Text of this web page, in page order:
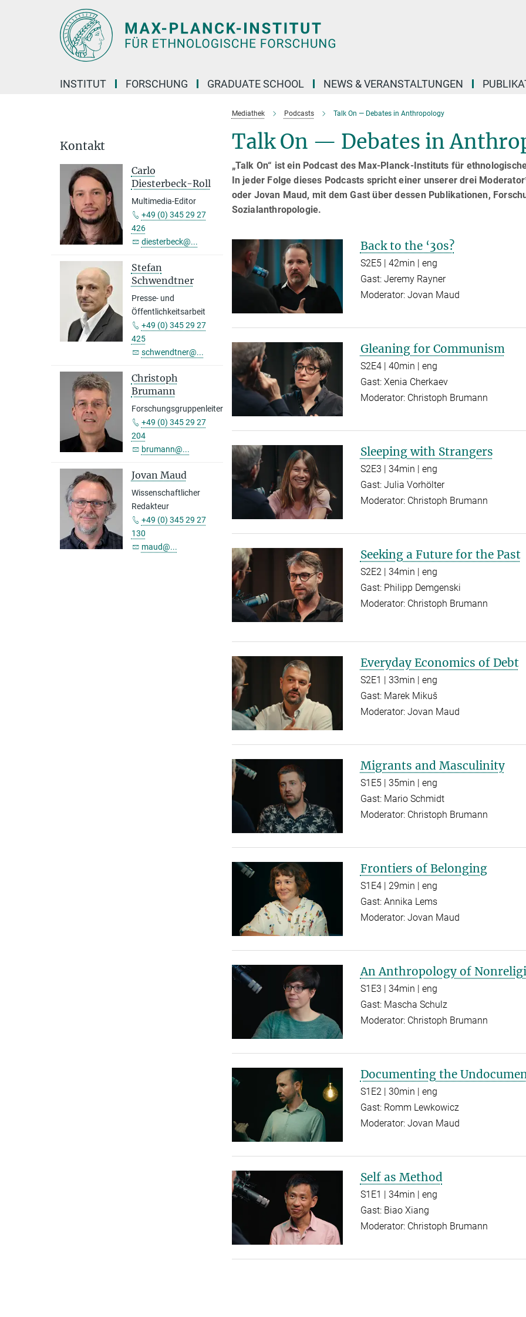
INSTITUT FORSCHUNG GRADUATE SCHOOL NEWS & VERANSTALTUNGEN
Mediathek Podcasts Talk On — Debates in Anthropology
Talk On — Debates in
„Talk On“ ist ein Podcast des Max-Planck-Instituts für
In jeder Folge dieses Podcasts spricht einer unserer drei
oder Jovan Maud, mit dem Gast über dessen Publikationen,
Sozialanthropologie.
Back to the ‘30s?
S2E5 | 42min | eng
Gast: Jeremy Rayner
Moderator: Jovan Maud
Gleaning for Communism
S2E4 | 40min | eng
Gast: Xenia Cherkaev
Moderator: Christoph Brumann
Sleeping with Strangers
S2E3 | 34min | eng
Gast: Julia Vorhölter
Moderator: Christoph Brumann
Seeking a Future for the Past
S2E2 | 34min | eng
Gast: Philipp Demgenski
Moderator: Christoph Brumann
Everyday Economics of Debt
S2E1 | 33min | eng
Gast: Marek Mikuš
Moderator: Jovan Maud
Migrants and Masculinity
S1E5 | 35min | eng
Gast: Mario Schmidt
Moderator: Christoph Brumann
Frontiers of Belonging
S1E4 | 29min | eng
Gast: Annika Lems
Moderator: Jovan Maud
An Anthropology of
S1E3 | 34min | eng
Gast: Mascha Schulz
Moderator: Christoph Brumann
Documenting the
S1E2 | 30min | eng
Gast: Romm Lewkowicz
Moderator: Jovan Maud
Self as Method
S1E1 | 34min | eng
Gast: Biao Xiang
Moderator: Christoph Brumann
Kontakt
Carlo
Diesterbeck-Roll
Multimedia-Editor
+49 (0) 345 29 27
426
diesterbeck@...
Stefan
Schwendtner
Presse- und
Öffentlichkeitsarbeit
+49 (0) 345 29 27
425
schwendtner@...
Christoph
Brumann
Forschungsgruppenleiter
+49 (0) 345 29 27
204
brumann@...
Jovan Maud
Wissenschaftlicher
Redakteur
+49 (0) 345 29 27
130
maud@...